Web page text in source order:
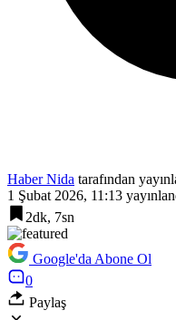
Haber Nida tarafından
1 Şubat 2026, 11:13
2dk, 7sn
Google'da Abone Ol
0
Paylaş